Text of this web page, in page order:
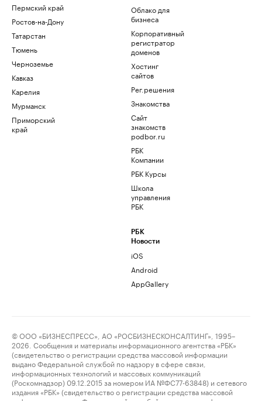
Пермский край
Ростов-на-Дону
Татарстан
Тюмень
Черноземье
Кавказ
Карелия
Мурманск
Приморский
край
Облако для
бизнеса
Корпоративный
регистратор
доменов
Хостинг
сайтов
Рег.решения
Знакомства
Сайт
знакомств
podbor.ru
РБК
Компании
РБК Курсы
Школа
управления
РБК
РБК
Новости
iOS
Android
AppGallery
© ООО «БИЗНЕСПРЕСС», АО «РОСБИЗНЕСКОНСАЛТИНГ», 1995–
2026. Сообщения и материалы информационного агентства «РБК»
(свидетельство о регистрации средства массовой информации
выдано Федеральной службой по надзору в сфере связи,
информационных технологий и массовых коммуникаций
(Роскомнадзор) 09.12.2015 за номером ИА №ФС77-63848) и сетевого
издания «РБК» (свидетельство о регистрации средства массовой